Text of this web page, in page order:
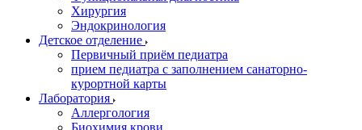
Хирургия
Эндокринология
Детское отделение
Первичный приём педиатра
прием педиатра с заполнением санаторно-
курортной карты
Лаборатория
Аллергология
Биохимия крови